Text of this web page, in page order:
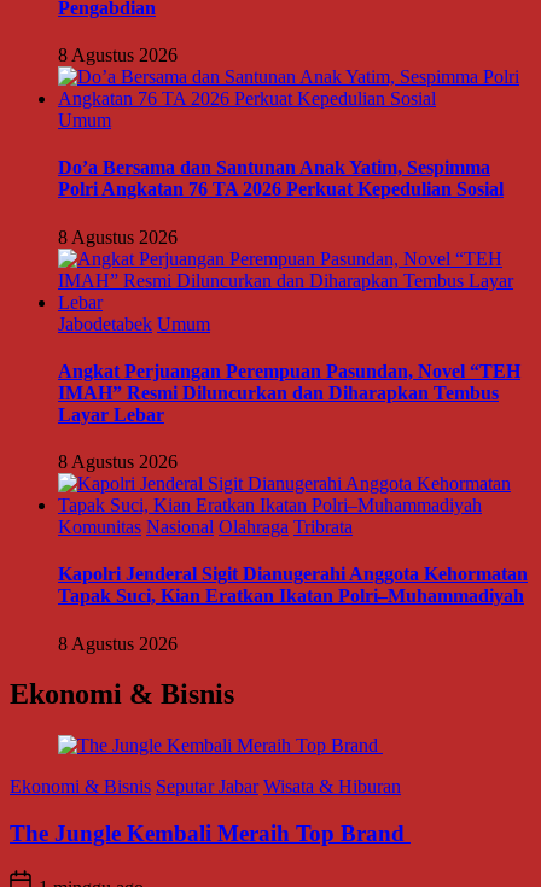
Pengabdian
8 Agustus 2026
Umum
Do’a Bersama dan Santunan Anak Yatim, Sespimma
Polri Angkatan 76 TA 2026 Perkuat Kepedulian Sosial
8 Agustus 2026
Jabodetabek Umum
Angkat Perjuangan Perempuan Pasundan, Novel “TEH
IMAH” Resmi Diluncurkan dan Diharapkan Tembus
Layar Lebar
8 Agustus 2026
Komunitas Nasional Olahraga Tribrata
Kapolri Jenderal Sigit Dianugerahi Anggota Kehormatan
Tapak Suci, Kian Eratkan Ikatan Polri–Muhammadiyah
8 Agustus 2026
Ekonomi & Bisnis
Ekonomi & Bisnis Seputar Jabar Wisata & Hiburan
The Jungle Kembali Meraih Top Brand